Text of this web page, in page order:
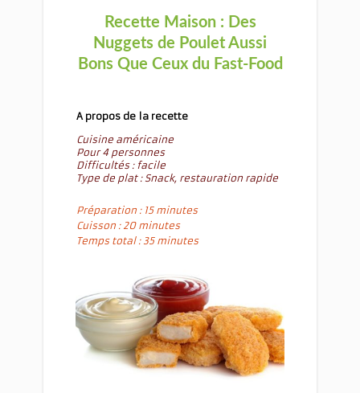
Recette Maison : Des
Nuggets de Poulet Aussi
Bons Que Ceux du Fast-Food
A propos de la recette
Cuisine américaine
Pour 4 personnes
Difficultés : facile
Type de plat : Snack, restauration rapide
Préparation : 15 minutes
Cuisson : 20 minutes
Temps total : 35 minutes
Les nuggets de poulet faits maison